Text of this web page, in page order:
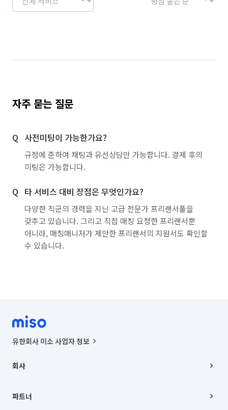
자주 묻는 질문
사전미팅이 가능한가요?
규정에 준하여 채팅과 유선상담만 가능합니다. 결제 후의
미팅은 가능합니다.
타 서비스 대비 장점은 무엇인가요?
다양한 직군의 경력을 지닌 고급 전문가 프리랜서풀을
갖추고 있습니다. 그리고 직접 매칭 요청한 프리랜서뿐
아니라, 매칭매니저가 제안한 프리랜서의 지원서도 확인할
수 있습니다.
유한회사 미소 사업자 정보
00019 |
주소 | 본사: 서울특별시 종로구 율곡로 6(중학동, 트윈트리빌딩) B동 5층
컨택센터 : 서울특별시 종로구 수송동 율곡로 24, 7층, 8층 미소
회사
채용
파트너